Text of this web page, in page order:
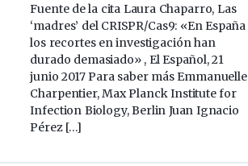
Fuente de la cita Laura Chaparro, Las
‘madres’ del CRISPR/Cas9: «En España
los recortes en investigación han
durado demasiado» , El Español, 21
junio 2017 Para saber más Emmanuelle
Charpentier, Max Planck Institute for
Infection Biology, Berlin Juan Ignacio
Pérez […]